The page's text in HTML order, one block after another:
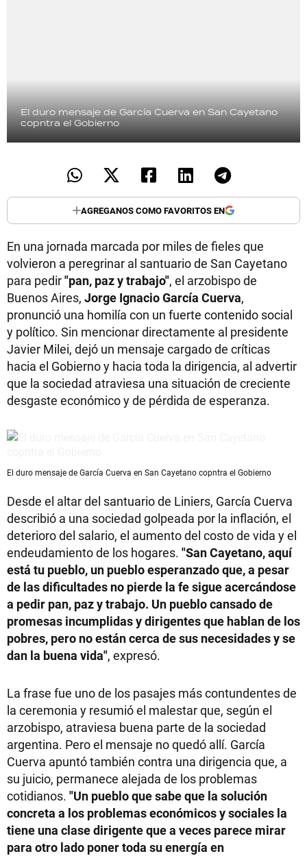
El duro mensaje de García Cuerva en San Cayetano
copntra el Gobierno
AGREGANOS COMO FAVORITOS EN
En una jornada marcada por miles de fieles que
volvieron a peregrinar al santuario de San Cayetano
para pedir"pan, paz y trabajo", el arzobispo de
Buenos Aires, Jorge Ignacio García Cuerva,
pronunció una homilía con un fuerte contenido social
y político. Sin mencionar directamente al presidente
Javier Milei, dejó un mensaje cargado de críticas
hacia el Gobierno y hacia toda la dirigencia, al advertir
que la sociedad atraviesa una situación de creciente
desgaste económico y de pérdida de esperanza.
El duro mensaje de García Cuerva en San Cayetano copntra el Gobierno
Desde el altar del santuario de Liniers, García Cuerva
describió a una sociedad golpeada por la inflación, el
deterioro del salario, el aumento del costo de vida y el
endeudamiento de los hogares. "San Cayetano, aquí
está tu pueblo, un pueblo esperanzado que, a pesar
de las dificultades no pierde la fe sigue acercándose
a pedir pan, paz y trabajo. Un pueblo cansado de
promesas incumplidas y dirigentes que hablan de los
pobres, pero no están cerca de sus necesidades y se
dan la buena vida", expresó.
La frase fue uno de los pasajes más contundentes de
la ceremonia y resumió el malestar que, según el
arzobispo, atraviesa buena parte de la sociedad
argentina. Pero el mensaje no quedó allí. García
Cuerva apuntó también contra una dirigencia que, a
su juicio, permanece alejada de los problemas
cotidianos. "Un pueblo que sabe que la solución
concreta a los problemas económicos y sociales la
tiene una clase dirigente que a veces parece mirar
para otro lado poner toda su energía en